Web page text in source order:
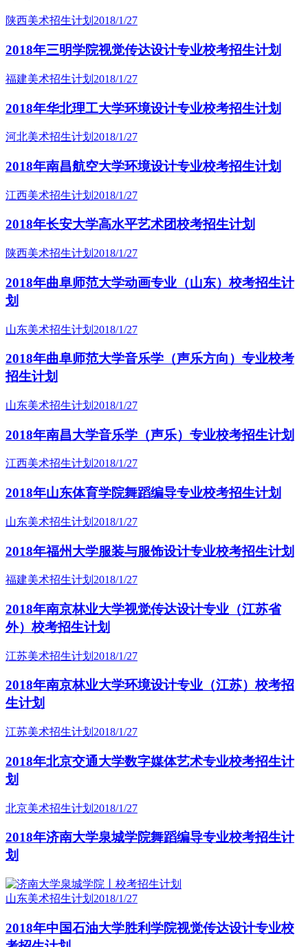
陕西美术招生计划 2018/1/27
2018年三明学院视觉传达设计专业校考招生计划
福建美术招生计划 2018/1/27
2018年华北理工大学环境设计专业校考招生计划
河北美术招生计划 2018/1/27
2018年南昌航空大学环境设计专业校考招生计划
江西美术招生计划 2018/1/27
2018年长安大学高水平艺术团校考招生计划
陕西美术招生计划 2018/1/27
2018年曲阜师范大学动画专业（山东）校考招生计
划
山东美术招生计划 2018/1/27
2018年曲阜师范大学音乐学（声乐方向）专业校考
招生计划
山东美术招生计划 2018/1/27
2018年南昌大学音乐学（声乐）专业校考招生计划
江西美术招生计划 2018/1/27
2018年山东体育学院舞蹈编导专业校考招生计划
山东美术招生计划 2018/1/27
2018年福州大学服装与服饰设计专业校考招生计划
福建美术招生计划 2018/1/27
2018年南京林业大学视觉传达设计专业（江苏省
外）校考招生计划
江苏美术招生计划 2018/1/27
2018年南京林业大学环境设计专业（江苏）校考招
生计划
江苏美术招生计划 2018/1/27
2018年北京交通大学数字媒体艺术专业校考招生计
划
北京美术招生计划 2018/1/27
2018年济南大学泉城学院舞蹈编导专业校考招生计
划
山东美术招生计划 2018/1/27
2018年中国石油大学胜利学院视觉传达设计专业校